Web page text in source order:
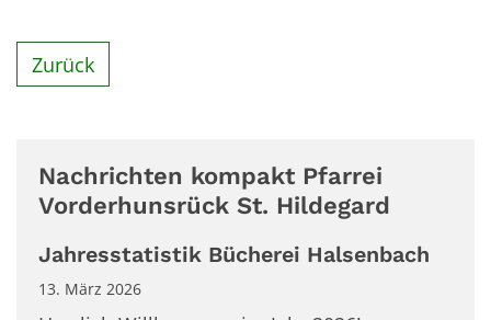
Zurück
Nachrichten kompakt Pfarrei
Vorderhunsrück St. Hildegard
Jahresstatistik Bücherei Halsenbach
13. März 2026